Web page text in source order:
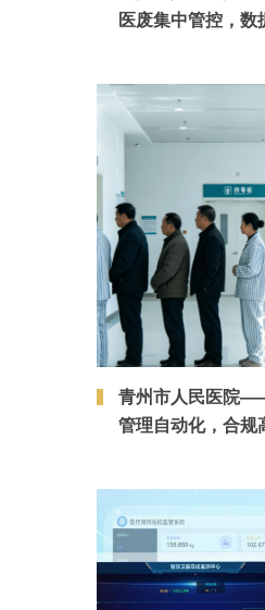
医废集中管控，数
青州市人民医院
管理自动化，合规